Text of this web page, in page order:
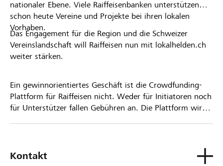
nationaler Ebene. Viele Raiffeisenbanken unterstützen
schon heute Vereine und Projekte bei ihren lokalen
Vorhaben.
Das Engagement für die Region und die Schweizer
Vereinslandschaft will Raiffeisen nun mit lokalhelden.ch
weiter stärken.
Ein gewinnorientiertes Geschäft ist die Crowdfunding-
Plattform für Raiffeisen nicht. Weder für Initiatoren noch
für Unterstützer fallen Gebühren an. Die Plattform wird
Kontakt